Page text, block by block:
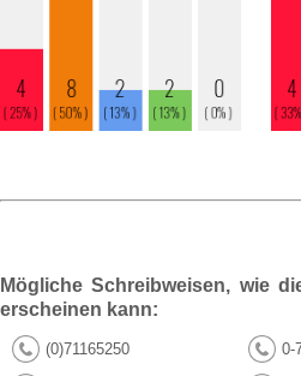
Mögliche Schreibweisen, wie
erscheinen kann:
(0)71165250 0-